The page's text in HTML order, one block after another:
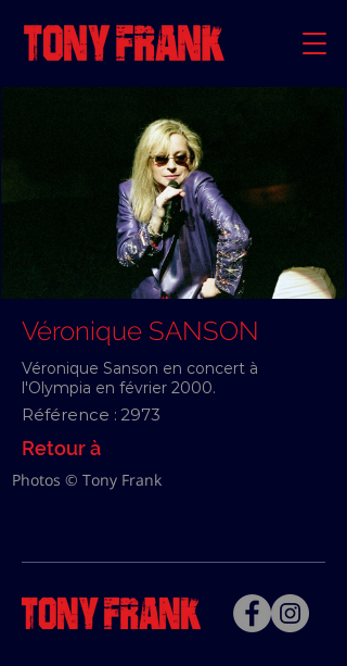
Véronique SANSON
Véronique Sanson en concert à
l'Olympia en février 2000.
Référence : 2973
Retour à
Photos © Tony Frank